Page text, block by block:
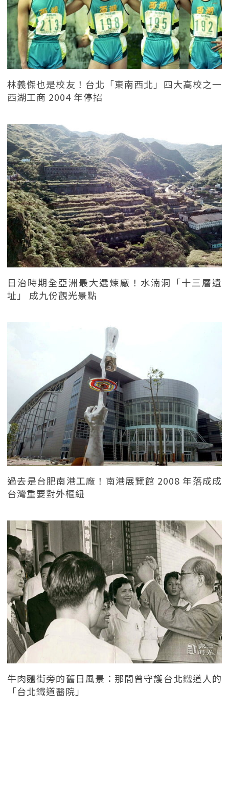
林義傑也是校友！台北「東南西北」四大高校之一
西湖工商 2004 年停招
日治時期全亞洲最大選煉廠！水湳洞「十三層遺
址」 成九份觀光景點
過去是台肥南港工廠！南港展覽館 2008 年落成成
台灣重要對外樞紐
牛肉麵街旁的舊日風景：那間曾守護台北鐵道人的
「台北鐵道醫院」